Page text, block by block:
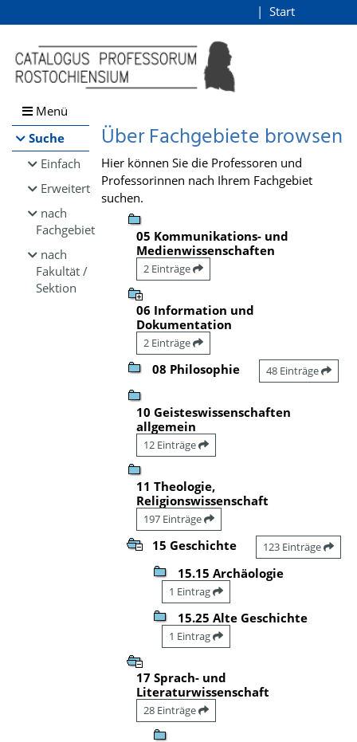
Browsen
direkt zum Inhalt
Start
Menü
Suche
Einfach
Erweitert
nach
Fachgebiet
nach
Fakultät /
Sektion
Über Fachgebiete browsen
Hier können Sie die Professoren und
Professorinnen nach Ihrem Fachgebiet
suchen.
05 Kommunikations- und
Medienwissenschaften
2 Einträge
06 Information und
Dokumentation
2 Einträge
08 Philosophie 48 Einträge
10 Geisteswissenschaften
allgemein
12 Einträge
11 Theologie,
Religionswissenschaft
197 Einträge
15 Geschichte 123 Einträge
15.15 Archäologie
1 Eintrag
15.25 Alte Geschichte
1 Eintrag
17 Sprach- und
Literaturwissenschaft
28 Einträge